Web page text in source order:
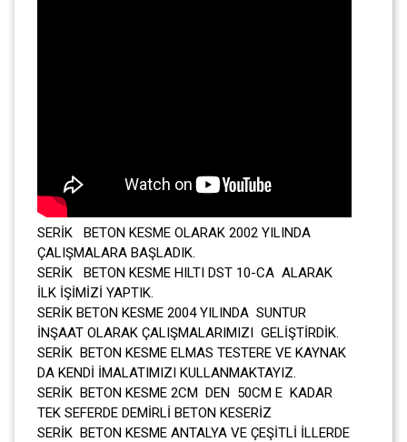
SERİK BETON KESME OLARAK 2002 YILINDA
ÇALIŞMALARA BAŞLADIK.
SERİK BETON KESME HILTI DST 10-CA ALARAK
İLK İŞİMİZİ YAPTIK.
SERİK BETON KESME 2004 YILINDA SUNTUR
İNŞAAT OLARAK ÇALIŞMALARIMIZI GELİŞTİRDİK.
SERİK BETON KESME ELMAS TESTERE VE KAYNAK
DA KENDİ İMALATIMIZI KULLANMAKTAYIZ.
SERİK BETON KESME 2CM DEN 50CM E KADAR
TEK SEFERDE DEMİRLİ BETON KESERİZ
SERİK BETON KESME ANTALYA VE ÇEŞİTLİ İLLERDE